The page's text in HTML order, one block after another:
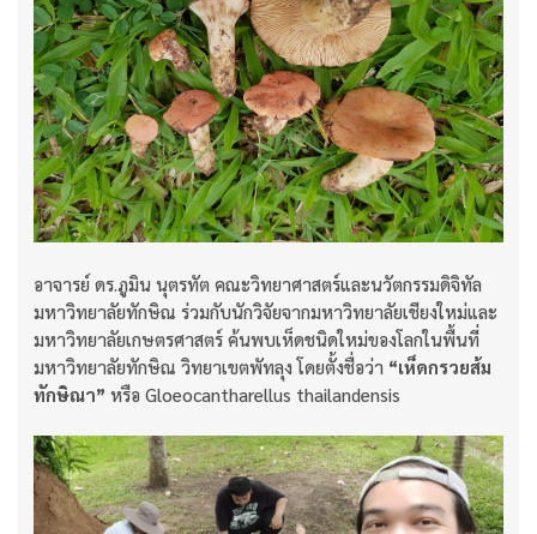
อาจารย์ ดร.ภูมิน นุตรทัต คณะวิทยาศาสตร์และนวัตกรรมดิจิทัล
มหาวิทยาลัยทักษิณ ร่วมกับนักวิจัยจากมหาวิทยาลัยเชียงใหม่และ
มหาวิทยาลัยเกษตรศาสตร์ ค้นพบเห็ดชนิดใหม่ของโลกในพื้นที่
มหาวิทยาลัยทักษิณ วิทยาเขตพัทลุง โดยตั้งชื่อว่า “เห็ดกรวยส้ม
ทักษิณา” หรือ Gloeocantharellus thailandensis